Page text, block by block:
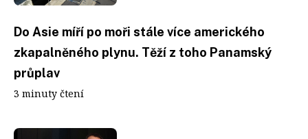
Do Asie míří po moři stále více amerického
zkapalněného plynu. Těží z toho Panamský
průplav
3 minuty čtení